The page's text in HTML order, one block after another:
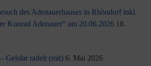
des Adenauerhauses in Rhöndorf inkl.
Konrad Adenauer“ am 20.06.2026 18.
Geislar radelt (mit) 6. Mai 2026